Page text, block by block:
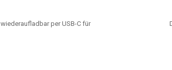
per USB-C für